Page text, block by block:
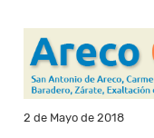
2 de Mayo de 2018